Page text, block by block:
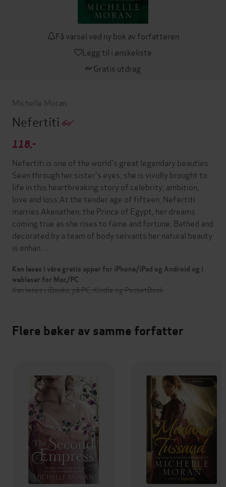
Få varsel ved ny bok av forfatteren
Legg til i ønskeliste
Gratis utdrag
Michelle Moran
Nefertiti
118,-
Nefertiti is one of the world's great legendary beauties.
Seen through her sister's eyes, she is vividly brought to
life in this heartbreaking story of celebrity, ambition,
love and loss.At the tender age of fifteen, Nefertiti
marries Akenathen, the Prince of Egypt, her dreams
coming true as she rises to fame and fortune. Bathed and
decorated by a team of body servants her natural beauty
is enhan…
Kan leses i våre gratis apper for iPhone/iPad og Android og i
webleser for Mac/PC
Kan leses i iBooks, på PC, Kindle og PocketBook
Flere bøker av samme forfatter